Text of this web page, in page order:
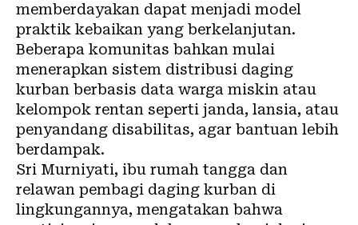
memberdayakan dapat menjadi model
praktik kebaikan yang berkelanjutan.
Beberapa komunitas bahkan mulai
menerapkan sistem distribusi daging
kurban berbasis data warga miskin atau
kelompok rentan seperti janda, lansia, atau
penyandang disabilitas, agar bantuan lebih
berdampak.
Sri Murniyati, ibu rumah tangga dan
relawan pembagi daging kurban di
lingkungannya, mengatakan bahwa